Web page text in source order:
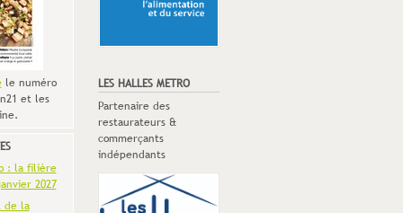
le numéro
et les
: la filière
2027
de la
LES HALLES METRO
Partenaire des
restaurateurs &
commerçants
indépendants